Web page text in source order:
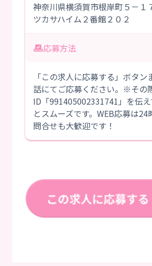
神奈川県横須賀市根岸町５－１
ツカサハイム２番館２０２
応募方法
「この求人に応募する」ボタン
話にてご応募ください。※その
ID「991405002331741」を伝え
とスムーズです。WEB応募は24
問合せも大歓迎です！